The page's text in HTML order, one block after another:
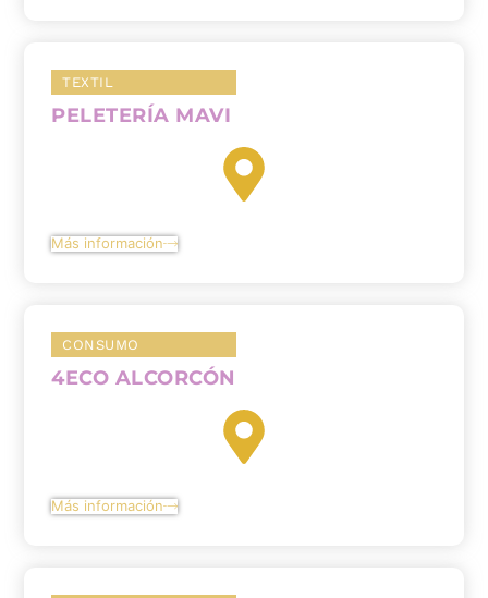
TEXTIL
PELETERÍA MAVI
Más información
CONSUMO
4ECO ALCORCÓN
Más información